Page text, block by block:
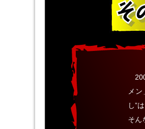
メ
し”
そん